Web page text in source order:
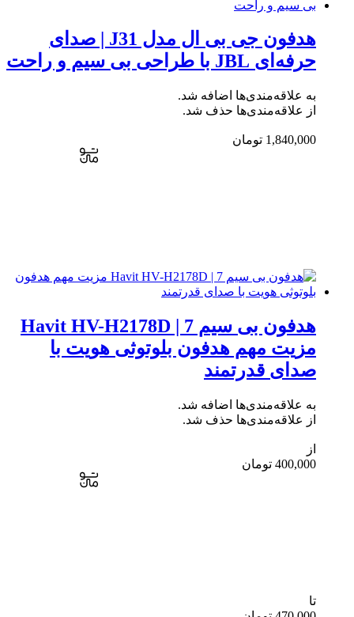
هدفون جی بی ال مدل J31 | صدای
حرفه‌ای JBL با طراحی بی سیم و راحت
به علاقه‌مندی‌ها اضافه شد.
از علاقه‌مندی‌ها حذف شد.
1,840,000 تومان
هدفون بی سیم Havit HV-H2178D | 7
مزیت مهم هدفون بلوتوثی هویت با
صدای قدرتمند
به علاقه‌مندی‌ها اضافه شد.
از علاقه‌مندی‌ها حذف شد.
از
400,000 تومان
تا